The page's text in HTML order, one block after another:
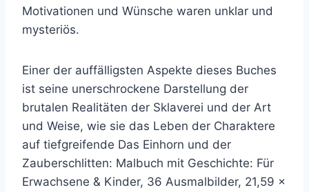
Motivationen und Wünsche waren unklar und
mysteriös.
Einer der auffälligsten Aspekte dieses Buches
ist seine unerschrockene Darstellung der
brutalen Realitäten der Sklaverei und der Art
und Weise, wie sie das Leben der Charaktere
auf tiefgreifende Das Einhorn und der
Zauberschlitten: Malbuch mit Geschichte: Für
Erwachsene & Kinder, 36 Ausmalbilder, 21,59 x